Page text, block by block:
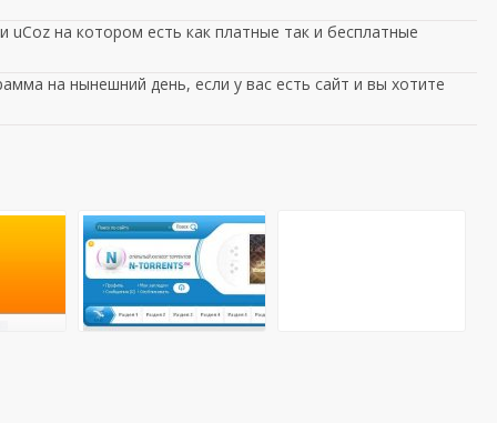
на котором есть как платные так и бесплатные
на нынешний день, если у вас есть сайт и вы хотите